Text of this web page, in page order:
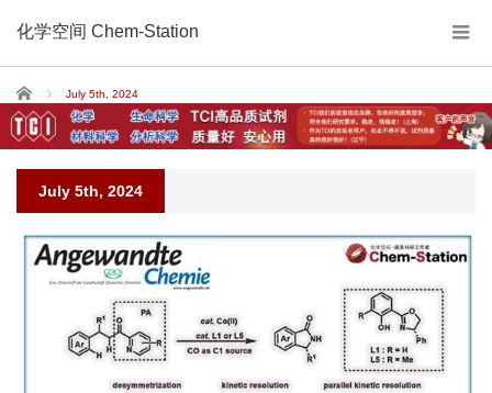
化学空间 Chem-Station
Home July 5th, 2024
July 5th, 2024